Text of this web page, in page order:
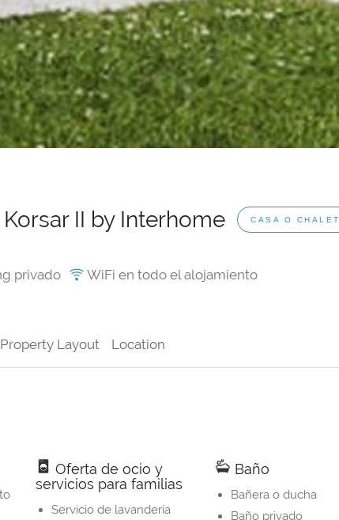
II by Interhome CASA O CHALET
privado WiFi en todo el alojamiento
Property Layout Location
Oferta de ocio y
servicios para familias
Servicio de lavandería
Baño
Bañera o ducha
Baño privado